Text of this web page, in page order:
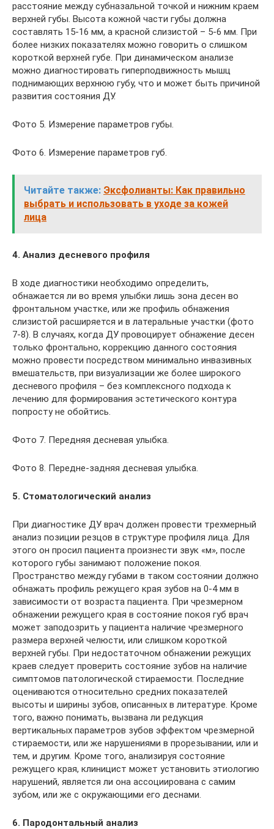
расстояние между субназальной точкой и нижним краем
верхней губы. Высота кожной части губы должна
составлять 15-16 мм, а красной слизистой – 5-6 мм. При
более низких показателях можно говорить о слишком
короткой верхней губе. При динамическом анализе
можно диагностировать гиперподвижность мышц
поднимающих верхнюю губу, что и может быть причиной
развития состояния ДУ.
Фото 5. Измерение параметров губы.
Фото 6. Измерение параметров губ.
Читайте также: Эксфолианты: Как правильно
выбрать и использовать в уходе за кожей
лица
4. Анализ десневого профиля
В ходе диагностики необходимо определить,
обнажается ли во время улыбки лишь зона десен во
фронтальном участке, или же профиль обнажения
слизистой расширяется и в латеральные участки (фото
7-8). В случаях, когда ДУ провоцирует обнажение десен
только фронтально, коррекцию данного состояния
можно провести посредством минимально инвазивных
вмешательств, при визуализации же более широкого
десневого профиля – без комплексного подхода к
лечению для формирования эстетического контура
попросту не обойтись.
Фото 7. Передняя десневая улыбка.
Фото 8. Передне-задняя десневая улыбка.
5. Стоматологический анализ
При диагностике ДУ врач должен провести трехмерный
анализ позиции резцов в структуре профиля лица. Для
этого он просил пациента произнести звук «м», после
которого губы занимают положение покоя.
Пространство между губами в таком состоянии должно
обнажать профиль режущего края зубов на 0-4 мм в
зависимости от возраста пациента. При чрезмерном
обнажении режущего края в состояние покоя губ врач
может заподозрить у пациента наличие чрезмерного
размера верхней челюсти, или слишком короткой
верхней губы. При недостаточном обнажении режущих
краев следует проверить состояние зубов на наличие
симптомов патологической стираемости. Последние
оцениваются относительно средних показателей
высоты и ширины зубов, описанных в литературе. Кроме
того, важно понимать, вызвана ли редукция
вертикальных параметров зубов эффектом чрезмерной
стираемости, или же нарушениями в прорезывании, или и
тем, и другим. Кроме того, анализируя состояние
режущего края, клиницист может установить этиологию
нарушений, является ли она ассоциирована с самим
зубом, или же с окружающими его деснами.
6. Пародонтальный анализ